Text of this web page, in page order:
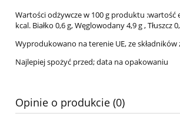
Wartości odżywcze w 100 g produktu :wartość
kcal. Białko 0,6 g, Węglowodany 4,9 g , Tłuszcz
Wyprodukowano na terenie UE, ze składników
Najlepiej spożyć przed; data na opakowaniu
Opinie o produkcie (0)